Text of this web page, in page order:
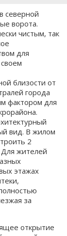
северной
ворота.
чистым, так
для
близости от
города
фактором для
вид. В жилом
2
жителей
этажах
за
открытие